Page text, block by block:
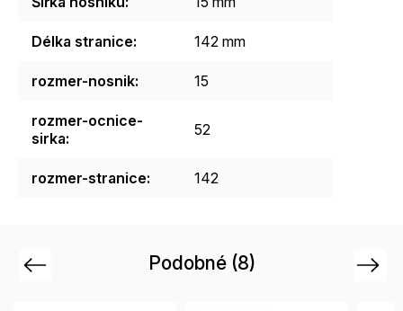
Délka stranice: 142 mm
rozmer-nosnik: 15
rozmer-ocnice-
sirka: 52
rozmer-stranice: 142
Podobné (8)
Previous Next